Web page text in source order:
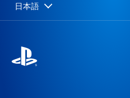
Select
a
Current
region:
日本語